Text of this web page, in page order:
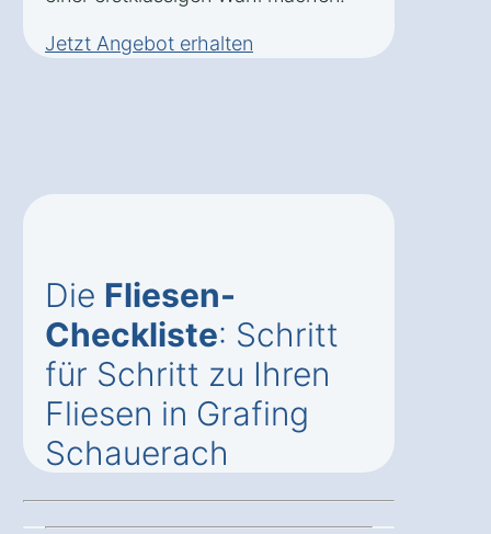
Jetzt Angebot erhalten
Die Fliesen-
Checkliste: Schritt
für Schritt zu Ihren
Fliesen in Grafing
Schauerach